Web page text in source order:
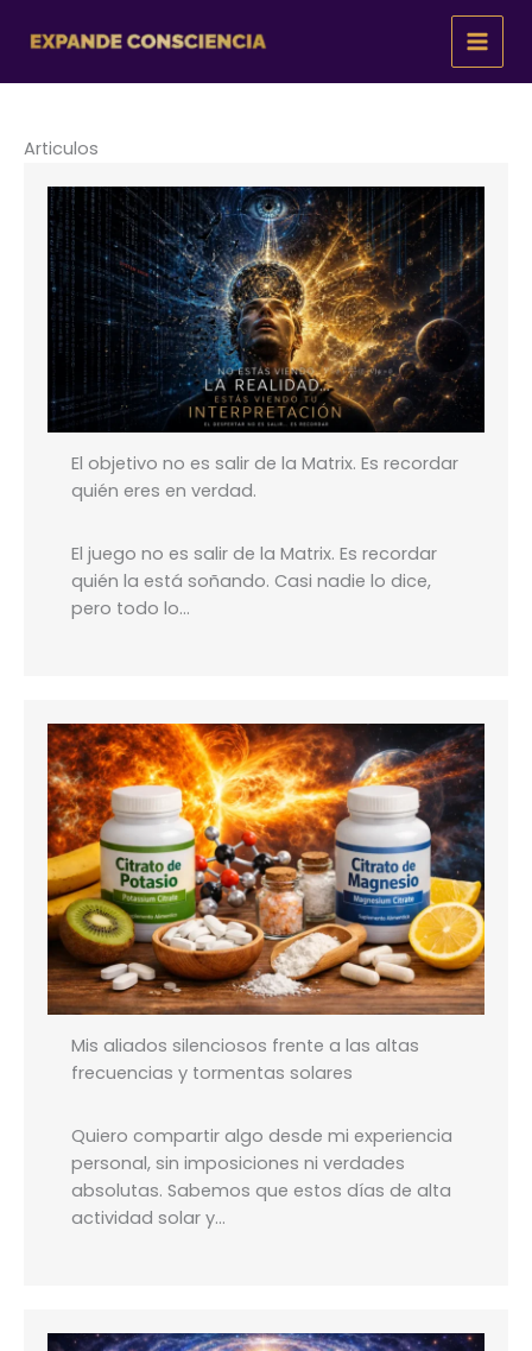
Articulos
El objetivo no es salir de la Matrix. Es recordar
quién eres en verdad.
El juego no es salir de la Matrix. Es recordar
quién la está soñando. Casi nadie lo dice,
pero todo lo…
Mis aliados silenciosos frente a las altas
frecuencias y tormentas solares
Quiero compartir algo desde mi experiencia
personal, sin imposiciones ni verdades
absolutas. Sabemos que estos días de alta
actividad solar y…